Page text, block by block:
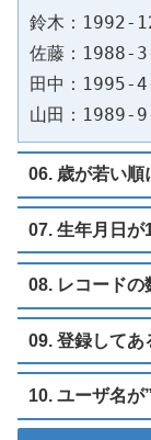
鈴木：1992-
佐藤：1988-
田中：1995-
山田：1989-
06. 歳が若い順
07. 生年月日が
08. レコードの
09. 登録してあ
10. ユーザ名が